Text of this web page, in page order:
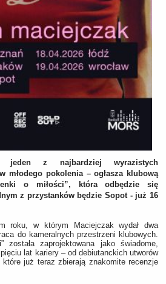
jeden z najbardziej wyrazistych
młodego pokolenia – ogłasza klubową
o miłości”, która odbędzie się
z przystanków będzie Sopot - już 16
roku, w którym Maciejczak wydał dwa
do kameralnych przestrzeni klubowych.
została zaprojektowana jako świadome,
lat kariery – od debiutanckich utworów
już teraz zbierają znakomite recenzje